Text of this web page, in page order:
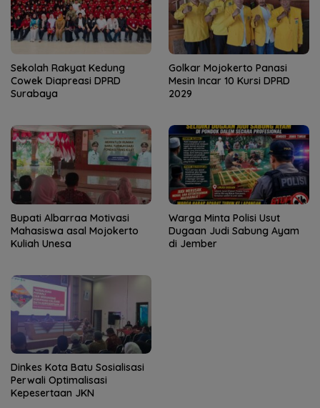
Sekolah Rakyat Kedung
Cowek Diapreasi DPRD
Surabaya
Golkar Mojokerto Panasi
Mesin Incar 10 Kursi DPRD
2029
Bupati Albarraa Motivasi
Mahasiswa asal Mojokerto
Kuliah Unesa
Warga Minta Polisi Usut
Dugaan Judi Sabung Ayam
di Jember
Dinkes Kota Batu Sosialisasi
Perwali Optimalisasi
Kepesertaan JKN